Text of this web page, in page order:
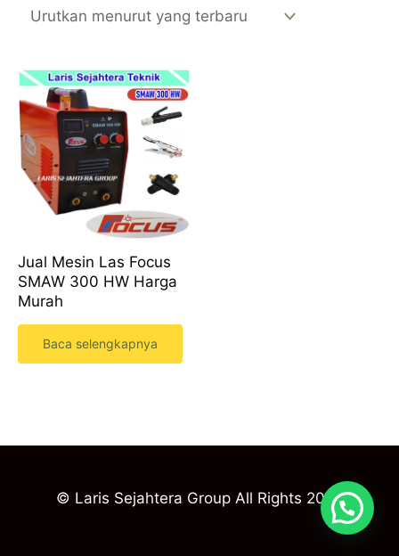
Jual Mesin Las Focus
SMAW 300 HW Harga
Murah
Baca selengkapnya
© Laris Sejahtera Group All Rights 2023